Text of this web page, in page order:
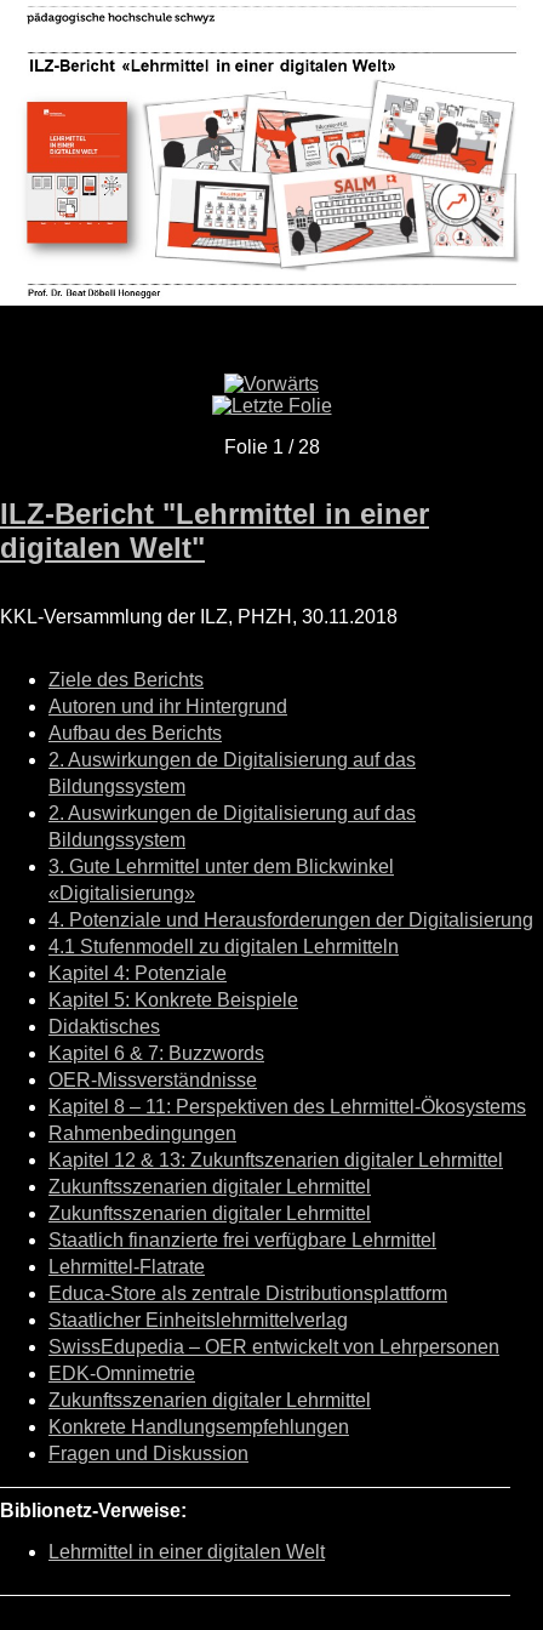
Folie 1 / 28
ILZ-Bericht "Lehrmittel in einer
digitalen Welt"
KKL-Versammlung der ILZ, PHZH, 30.11.2018
Ziele des Berichts
Autoren und ihr Hintergrund
Aufbau des Berichts
2. Auswirkungen de Digitalisierung auf das
Bildungssystem
2. Auswirkungen de Digitalisierung auf das
Bildungssystem
3. Gute Lehrmittel unter dem Blickwinkel
«Digitalisierung»
4. Potenziale und Herausforderungen der Digitalisierung
4.1 Stufenmodell zu digitalen Lehrmitteln
Kapitel 4: Potenziale
Kapitel 5: Konkrete Beispiele
Didaktisches
Kapitel 6 & 7: Buzzwords
OER-Missverständnisse
Kapitel 8 – 11: Perspektiven des Lehrmittel-Ökosystems
Rahmenbedingungen
Kapitel 12 & 13: Zukunftszenarien digitaler Lehrmittel
Zukunftsszenarien digitaler Lehrmittel
Zukunftsszenarien digitaler Lehrmittel
Staatlich finanzierte frei verfügbare Lehrmittel
Lehrmittel-Flatrate
Educa-Store als zentrale Distributionsplattform
Staatlicher Einheitslehrmittelverlag
SwissEdupedia – OER entwickelt von Lehrpersonen
EDK-Omnimetrie
Zukunftsszenarien digitaler Lehrmittel
Konkrete Handlungsempfehlungen
Fragen und Diskussion
Biblionetz-Verweise:
Lehrmittel in einer digitalen Welt